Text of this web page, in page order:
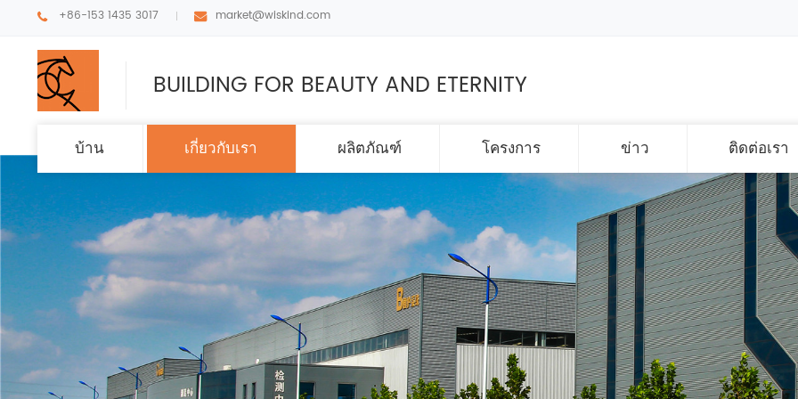
+86-153 1435 3017 market@wiskind.com
BUILDING FOR BEAUTY AND ETERNITY
บ้าน เกี่ยวกับเรา ผลิตภัณฑ์ โครงการ ข่าว ติดต่อเรา